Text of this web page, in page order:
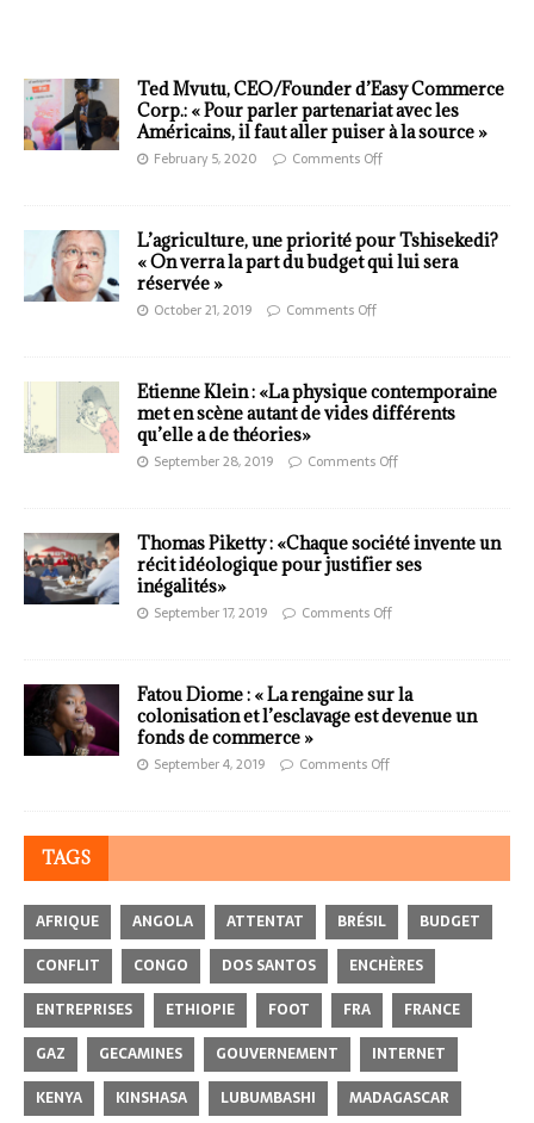
Ted Mvutu, CEO/Founder d’Easy Commerce
Corp.: « Pour parler partenariat avec les
Américains, il faut aller puiser à la source »
February 5, 2020 Comments Off
L’agriculture, une priorité pour Tshisekedi?
« On verra la part du budget qui lui sera
réservée »
October 21, 2019 Comments Off
Etienne Klein : «La physique contemporaine
met en scène autant de vides différents
qu’elle a de théories»
September 28, 2019 Comments Off
Thomas Piketty : «Chaque société invente un
récit idéologique pour justifier ses
inégalités»
September 17, 2019 Comments Off
Fatou Diome : « La rengaine sur la
colonisation et l’esclavage est devenue un
fonds de commerce »
September 4, 2019 Comments Off
TAGS
AFRIQUE ANGOLA ATTENTAT BRÉSIL
BUDGET
CONFLIT
CONGO DOS SANTOS
ENCHÈRES
ENTREPRISES
ETHIOPIE FOOT FRA
FRANCE
GAZ
GECAMINES GOUVERNEMENT
INTERNET
KENYA
KINSHASA LUBUMBASHI MADAGASCAR